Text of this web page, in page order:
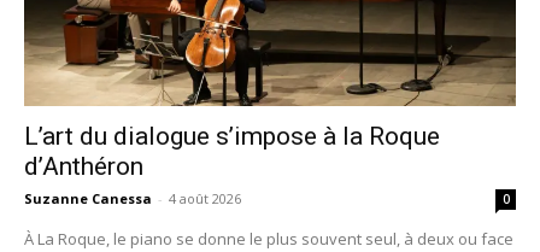
L’art du dialogue s’impose à la Roque
d’Anthéron
Suzanne Canessa - 4 août 2026 0
À La Roque, le piano se donne le plus souvent seul, à deux ou face